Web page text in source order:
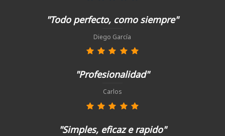
"Todo perfecto, como siempre"
Diego García
"Profesionalidad"
Carlos
"Simples, eficaz e rapido"